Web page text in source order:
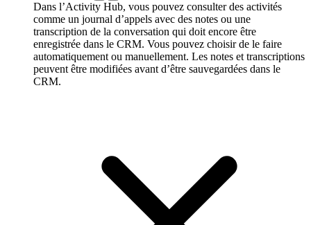
Dans l’Activity Hub, vous pouvez consulter des activités
comme un journal d’appels avec des notes ou une
transcription de la conversation qui doit encore être
enregistrée dans le CRM. Vous pouvez choisir de le faire
automatiquement ou manuellement. Les notes et transcriptions
peuvent être modifiées avant d’être sauvegardées dans le
CRM.